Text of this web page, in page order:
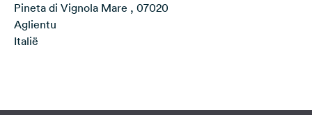
Pineta di Vignola Mare , 07020
Aglientu
Italië